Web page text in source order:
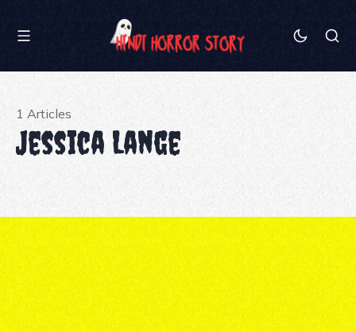
Jessica Lange
1 Articles